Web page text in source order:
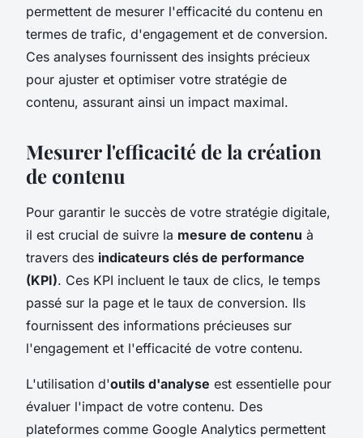
permettent de mesurer l'efficacité du contenu en
termes de trafic, d'engagement et de conversion.
Ces analyses fournissent des insights précieux
pour ajuster et optimiser votre stratégie de
contenu, assurant ainsi un impact maximal.
Mesurer l'efficacité de la création
de contenu
Pour garantir le succès de votre stratégie digitale,
il est crucial de suivre la mesure de contenu à
travers des indicateurs clés de performance
(KPI). Ces KPI incluent le taux de clics, le temps
passé sur la page et le taux de conversion. Ils
fournissent des informations précieuses sur
l'engagement et l'efficacité de votre contenu.
L'utilisation d'outils d'analyse est essentielle pour
évaluer l'impact de votre contenu. Des
plateformes comme Google Analytics permettent